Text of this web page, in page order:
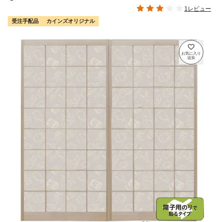
1レビュー
受注手配品 カインズオリジナル